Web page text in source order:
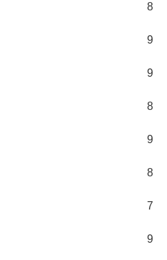
8
9
9
8
9
8
7
9